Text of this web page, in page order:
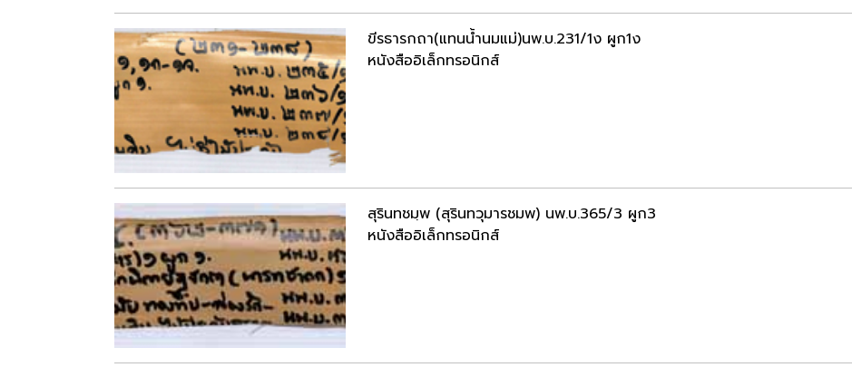
ขีรธารกถา(แทนน้ำนมแม่)นพ.บ.231/1ง ผูก1ง
หนังสืออิเล็กทรอนิกส์
สุรินทชมฺพ (สุรินทวุมารชมพ) นพ.บ.365/3 ผูก3
หนังสืออิเล็กทรอนิกส์